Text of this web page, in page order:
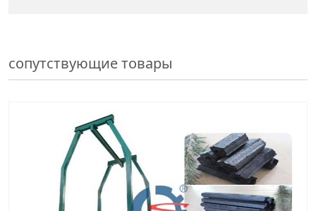
сопутствующие товары